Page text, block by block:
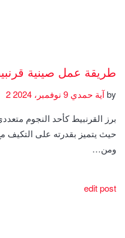
طريقة عمل صينية
byآية حمدي
برز القرنبيط كأحد النجوم
حيث يتميز بقدرته على التكيف
ومن…
edit post